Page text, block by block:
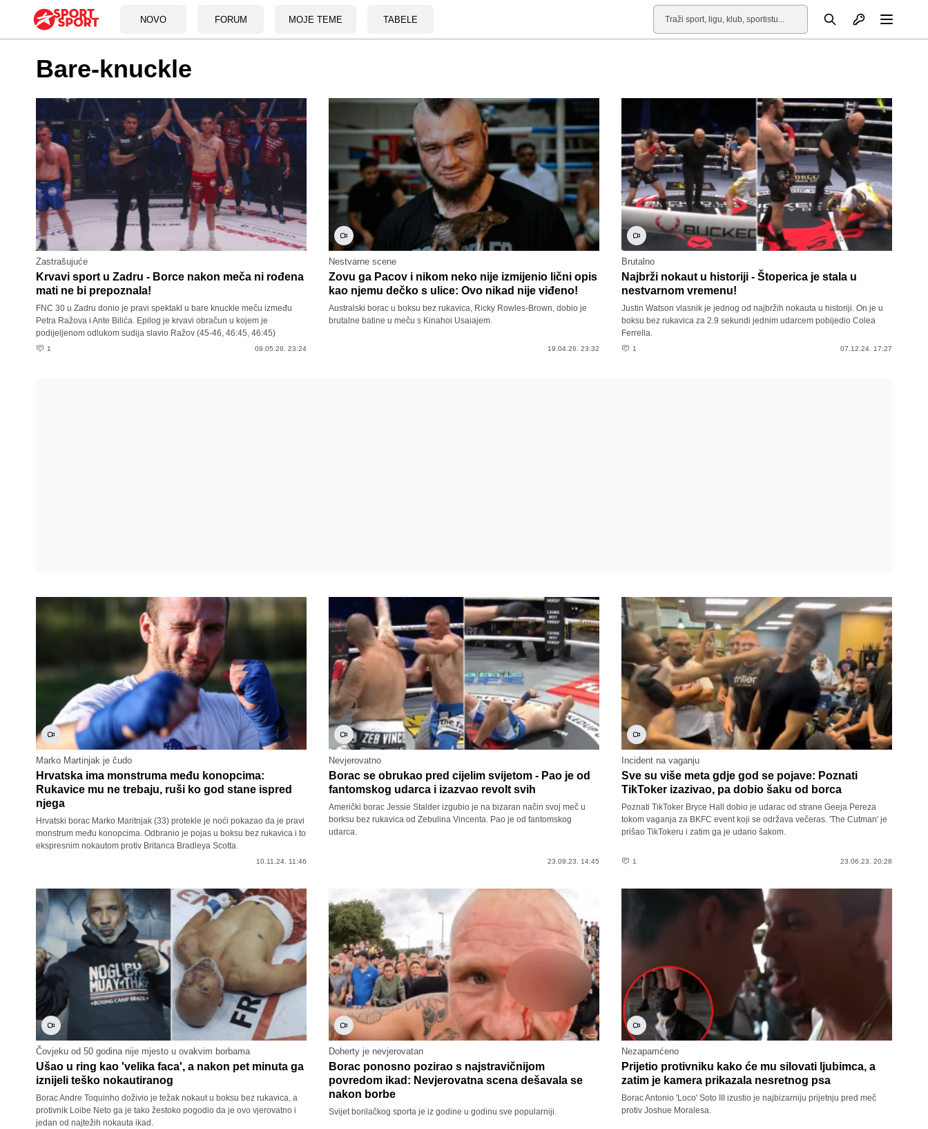
NOVO FORUM MOJE TEME TABELE
Pretraga Otvori profil
Bare-knuckle
Zastrašujuće
Krvavi sport u Zadru - Borce nakon meča ni rođena
mati ne bi prepoznala!
FNC 30 u Zadru donio je pravi spektakl u bare knuckle meču između
Petra Ražova i Ante Bilića. Epilog je krvavi obračun u kojem je
podijeljenom odlukom sudija slavio Ražov (45-46, 46:45, 46:45)
1 09.05.26. 23:24
Nestvarne scene
Zovu ga Pacov i nikom neko nije izmijenio lični opis
kao njemu dečko s ulice: Ovo nikad nije viđeno!
Australski borac u boksu bez rukavica, Ricky Rowles-Brown, dobio je
brutalne batine u meču s Kinahoi Usaiajem.
19.04.26. 23:32
Brutalno
Najbrži nokaut u historiji - Štoperica je stala u
nestvarnom vremenu!
Justin Watson vlasnik je jednog od najbržih nokauta u historiji. On je u
boksu bez rukavica za 2.9 sekundi jednim udarcem pobijedio Colea
Ferrella.
1 07.12.24. 17:27
Marko Martinjak je čudo
Hrvatska ima monstruma među konopcima:
Rukavice mu ne trebaju, ruši ko god stane ispred
njega
Hrvatski borac Marko Maritnjak (33) protekle je noći pokazao da je pravi
monstrum među konopcima. Odbranio je pojas u boksu bez rukavica i to
ekspresnim nokautom protiv Britanca Bradleya Scotta.
10.11.24. 11:46
Nevjerovatno
Borac se obrukao pred cijelim svijetom - Pao je od
fantomskog udarca i izazvao revolt svih
Američki borac Jessie Stalder izgubio je na bizaran način svoj meč u
borksu bez rukavica od Zebulina Vincenta. Pao je od fantomskog
udarca.
23.09.23. 14:45
Incident na vaganju
Sve su više meta gdje god se pojave: Poznati
TikToker izazivao, pa dobio šaku od borca
Poznati TikToker Bryce Hall dobio je udarac od strane Geeja Pereza
tokom vaganja za BKFC event koji se održava večeras. 'The Cutman' je
prišao TikTokeru i zatim ga je udario šakom.
1 23.06.23. 20:28
Čovjeku od 50 godina nije mjesto u ovakvim borbama
Ušao u ring kao 'velika faca', a nakon pet minuta ga
iznijeli teško nokautiranog
Borac Andre Toquinho doživio je težak nokaut u boksu bez rukavica, a
protivnik Loibe Neto ga je tako žestoko pogodio da je ovo vjerovatno i
jedan od najtežih nokauta ikad.
Doherty je nevjerovatan
Borac ponosno pozirao s najstravičnijom
povredom ikad: Nevjerovatna scena dešavala se
nakon borbe
Svijet borilačkog sporta je iz godine u godinu sve popularniji.
Nezapamćeno
Prijetio protivniku kako će mu silovati ljubimca, a
zatim je kamera prikazala nesretnog psa
Borac Antonio 'Loco' Soto III izustio je najbizarniju prijetnju pred meč
protiv Joshue Moralesa.